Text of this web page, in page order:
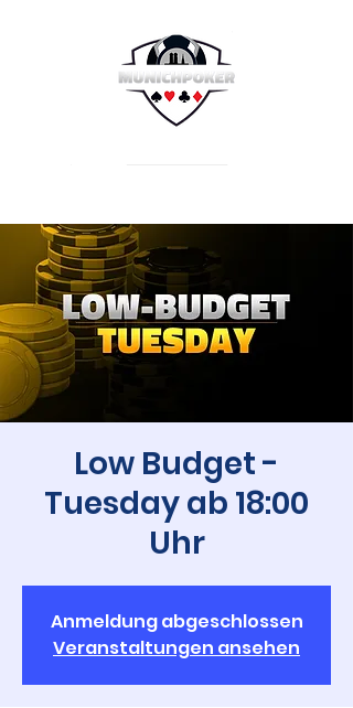
Low Budget -
Tuesday ab 18:00
Uhr
Anmeldung abgeschlossen
Veranstaltungen ansehen